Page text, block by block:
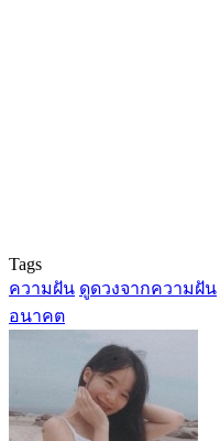
Tags
ความฝัน ดูดวงจากความฝัน
อนาคต